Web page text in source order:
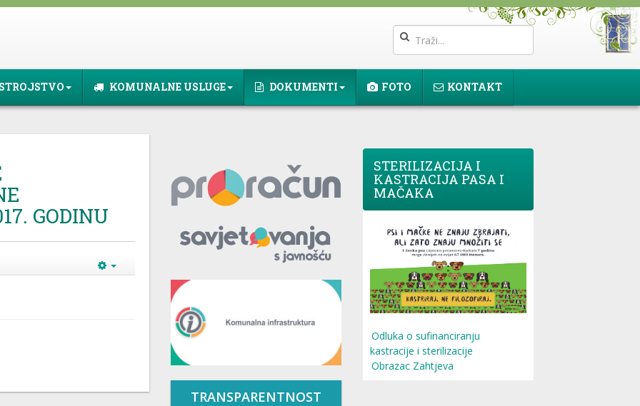
KOMUNALNE USLUGE DOKUMENTI FOTO KONTAKT
GODINU
TRANSPARENTNOST
STERILIZACIJA I
KASTRACIJA PASA I
MAČAKA
Odluka o sufinanciranju
kastracije i sterilizacije
Obrazac Zahtjeva